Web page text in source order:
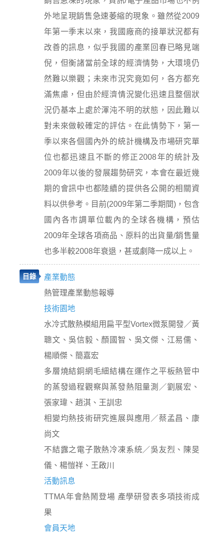
外地呈現銷售急速萎縮的現象。雖然從2009
年第一季末以來，我國廠商的接單狀況都有
改善的訊息，似乎我國的產業回春已略見端
倪，但衡諸當前全球的經濟情勢，大環境仍
然難以樂觀；未來市況究竟如何，各方都充
滿焦慮，但由於經濟情況變化迅速且整個狀
況仍基本上處於渾沌不明的狀態，因此難以
對未來做較確定的評估。在此情勢下，第一
季以來各個國內外的統計機構及市場研究單
位也都迅速且不斷的修正2008年的統計及
2009年以後的發展趨勢研究，本會在最近幾
期的會訊中也都陸續的提供各公開的相關資
料以供參考。目前(2009年第二季期間)，包含
國內各市調單位載內的全球各機構，預估
2009年全球各項商品、原料的出貨量/銷售量
也多半較2008年衰退，甚或劇降一成以上。
目錄
產業動態
熱管理產業動態報導
技術園地
水冷式散熱模組用扁平型Vortex微泵開發／黃
聰文、吳信毅、顏國智、吳文傑、江易儒、
楊順傑、簡嘉宏
多層燒結銅網毛細結構在運作之平板熱管中
的蒸發過程觀察與蒸發熱阻量測／劉展宏、
張家瑋、趙淇、王訓忠
相變均熱技術研究進展與應用／蔡孟昌、康
尚文
不結露之電子散熱冷凍系統／吳友烈、陳旻
儀、楊愷祥、王啟川
活動訊息
TTMA年會熱鬧登場 產學研發表多項技術成
果
會員天地